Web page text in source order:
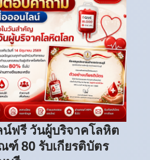
น์ฟรี วันผู้บริจาคโลหิต
ฑ์ 80 รับเกียรติบัตร